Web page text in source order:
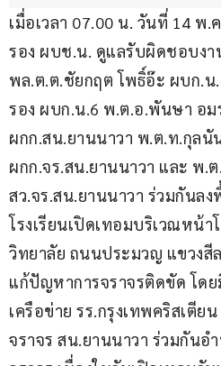
เมื่อเวลา 07.00 น. วันที่ 14 พ.
รอง ผบช.น. ดูแลรับผิดชอบงา
พล.ต.ต.ชัยกฤต โพธิ์อ๊ะ ผบก.
รอง ผบก.น.6 พ.ต.อ.พันษา อ
ผกก.สน.ยานนาวา พ.ต.ท.กุล
ผกก.จร.สน.ยานนาวา และ พ.
สว.จร.สน.ยานนาวา ร่วมกันล
โรงเรียนเปิดเทอมบริเวณหน้า
วิทยาลัย ถนนประมวญ แขวงสี
แก้ปัญหาการจราจรติดขัด โด
เครือข่าย รร.กรุงเทพคริสเตีย
จราจร สน.ยานนาวา ร่วมกันอ